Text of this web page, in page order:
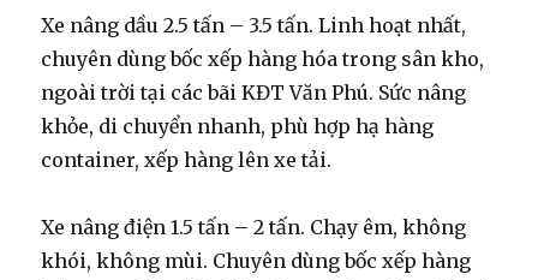
Xe nâng dầu 2.5 tấn – 3.5 tấn. Linh hoạt nhất,
chuyên dùng bốc xếp hàng hóa trong sân kho,
ngoài trời tại các bãi KĐT Văn Phú. Sức nâng
khỏe, di chuyển nhanh, phù hợp hạ hàng
container, xếp hàng lên xe tải.
Xe nâng điện 1.5 tấn – 2 tấn. Chạy êm, không
khói, không mùi. Chuyên dùng bốc xếp hàng